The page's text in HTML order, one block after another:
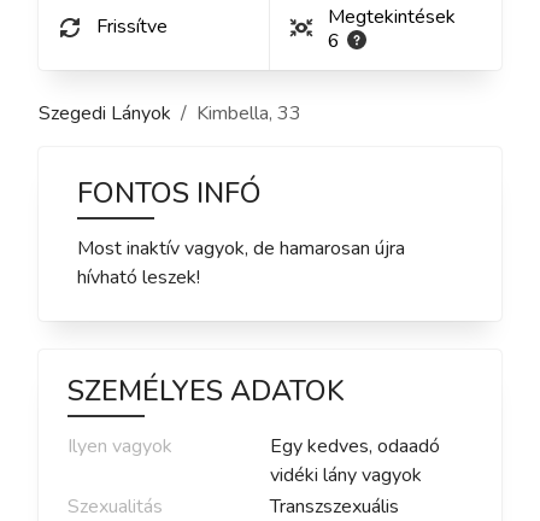
Frissítve
Megtekintések
6
Szegedi Lányok Kimbella, 33
FONTOS INFÓ
Most inaktív vagyok, de hamarosan újra
hívható leszek!
SZEMÉLYES ADATOK
Ilyen vagyok
Egy kedves, odaadó
vidéki lány vagyok
Szexualitás
Transzszexuális